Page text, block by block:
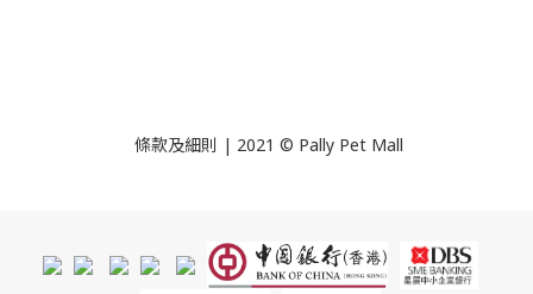
條款及細則 | 2021 © Pally Pet Mall